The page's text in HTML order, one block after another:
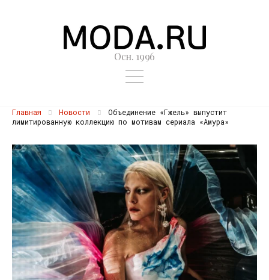
Осн. 1996
Главная Новости
Объединение «Гжель» выпустит
лимитированную коллекцию по мотивам сериала «Амура»